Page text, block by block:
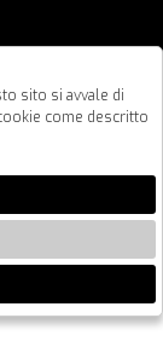
sito si avvale di
come descritto